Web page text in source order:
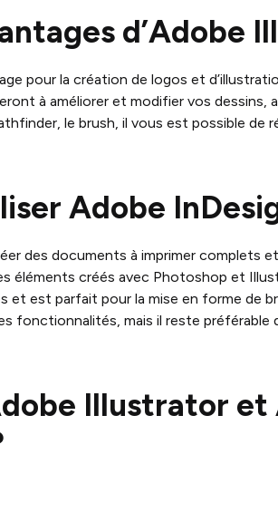
d’Adobe
pour la création de logos et
à améliorer et modifier vos dessins,
le brush, il vous est possible de
Adobe
des documents à imprimer complets
éléments créés avec Photoshop et
et est parfait pour la mise en forme de
fonctionnalités, mais il reste
Illustrator et